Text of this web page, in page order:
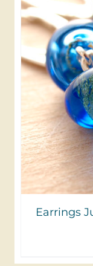
Earrings